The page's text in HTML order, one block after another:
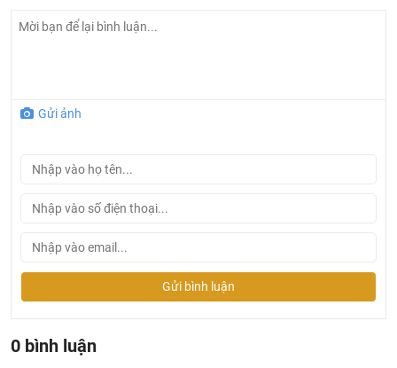
Gửi ảnh
Gửi bình luận
0 bình luận